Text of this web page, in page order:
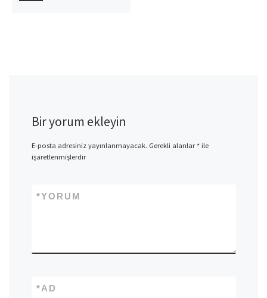
Bir yorum ekleyin
E-posta adresiniz yayınlanmayacak. Gerekli alanlar*ile
işaretlenmişlerdir
YORUM
*
AD
*